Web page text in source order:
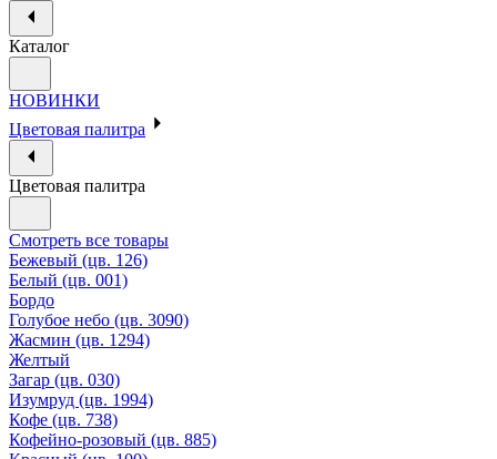
Каталог
НОВИНКИ
Цветовая палитра
Цветовая палитра
Смотреть все товары
Бежевый (цв. 126)
Белый (цв. 001)
Бордо
Голубое небо (цв. 3090)
Жасмин (цв. 1294)
Желтый
Загар (цв. 030)
Изумруд (цв. 1994)
Кофе (цв. 738)
Кофейно-розовый (цв. 885)